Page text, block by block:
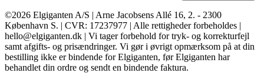
©2026 Elgiganten A/S | Arne Jacobsens Allé 16, 2. - 2300
København S. | CVR: 17237977 | Alle rettigheder forbeholdes |
hello@elgiganten.dk | Vi tager forbehold for tryk- og korrekturfejl
samt afgifts- og prisændringer. Vi gør i øvrigt opmærksom på at din
bestilling ikke er bindende for Elgiganten, før Elgiganten har
behandlet din ordre og sendt en bindende faktura.